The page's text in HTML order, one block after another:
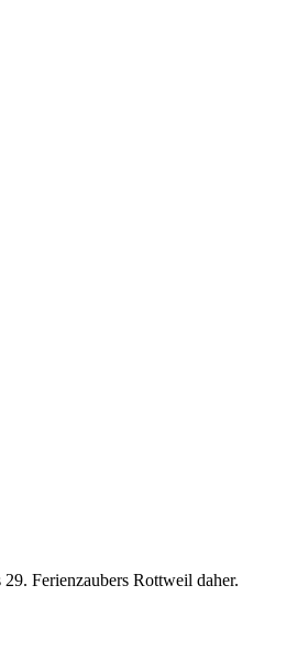
Ferienzaubers Rottweil daher.